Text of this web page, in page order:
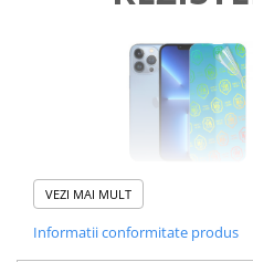
VEZI MAI MULT
Informatii conformitate produs